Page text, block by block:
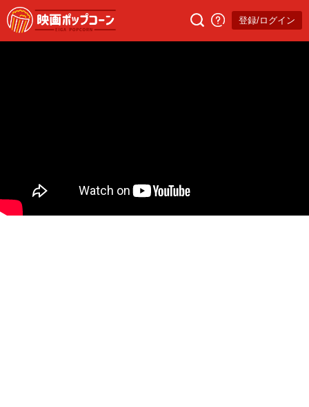
登録/ログイン